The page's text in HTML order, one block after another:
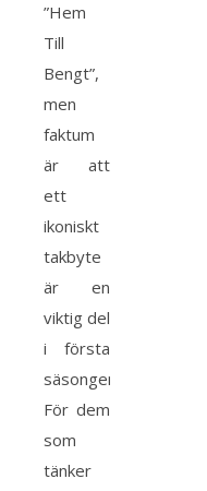
”Hem
Till
Bengt”,
men
faktum
är att
ett
ikoniskt
takbyte
är en
viktig del
i första
säsongen.
För dem
som
tänker